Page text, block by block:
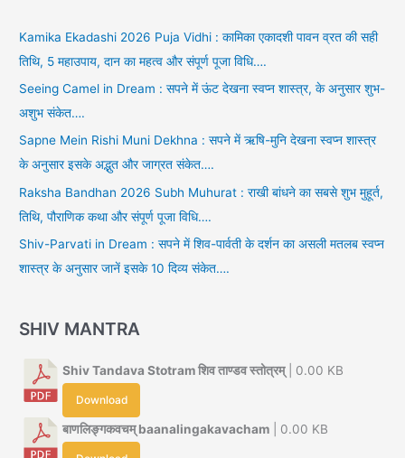
Kamika Ekadashi 2026 Puja Vidhi : कामिका एकादशी पावन व्रत की सही
तिथि, 5 महाउपाय, दान का महत्व और संपूर्ण पूजा विधि….
Seeing Camel in Dream : सपने में ऊंट देखना स्वप्न शास्त्र, के अनुसार शुभ-
अशुभ संकेत….
Sapne Mein Rishi Muni Dekhna : सपने में ऋषि-मुनि देखना स्वप्न शास्त्र
के अनुसार इसके अद्भुत और जाग्रत संकेत….
Raksha Bandhan 2026 Subh Muhurat : राखी बांधने का सबसे शुभ मुहूर्त,
तिथि, पौराणिक कथा और संपूर्ण पूजा विधि….
Shiv-Parvati in Dream : सपने में शिव-पार्वती के दर्शन का असली मतलब स्वप्न
शास्त्र के अनुसार जानें इसके 10 दिव्य संकेत….
SHIV MANTRA
Shiv Tandava Stotram शिव ताण्डव स्तोत्रम्| 0.00 KB
Download
बाणलिङ्गकवचम् baanalingakavacham | 0.00 KB